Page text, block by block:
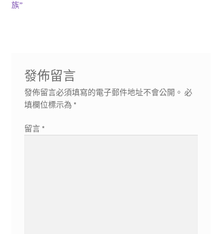
導文
族”
發佈留言
發佈留言必須填寫的電子郵件地址不會公開。 必
填欄位標示為 *
留言 *